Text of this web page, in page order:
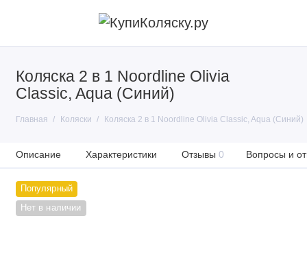
Коляска 2 в 1 Noordline Olivia
Classic, Aqua (Синий)
Главная Коляски Коляска 2 в 1 Noordline Olivia Classic, Aqua (Синий)
Описание Характеристики Отзывы 0 Вопросы и
Популярный
Нет в наличии